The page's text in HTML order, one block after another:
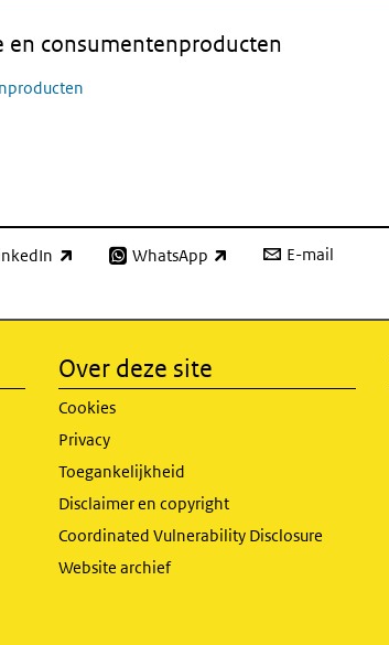
en consumentenproducten
link) WhatsApp
(externe link) E-mail
Over deze site
Cookies
Privacy
Toegankelijkheid
Disclaimer en copyright
Coordinated Vulnerability Disclosure
Website archief